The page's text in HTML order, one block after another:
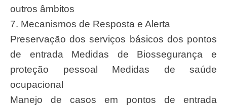
outros âmbitos
7. Mecanismos de Resposta e Alerta
Preservação dos serviços básicos dos pontos
de entrada Medidas de Biossegurança e
proteção pessoal Medidas de saúde
ocupacional
Manejo de casos em pontos de entrada